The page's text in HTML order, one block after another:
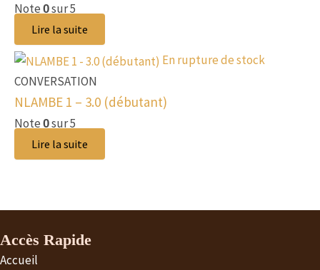
Note 0sur 5
Lire la suite
En rupture de stock
CONVERSATION
NLAMBE 1 – 3.0 (débutant)
Note 0sur 5
Lire la suite
Accès Rapide
Accueil